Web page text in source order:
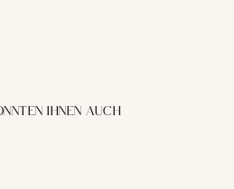
IHNEN AUCH